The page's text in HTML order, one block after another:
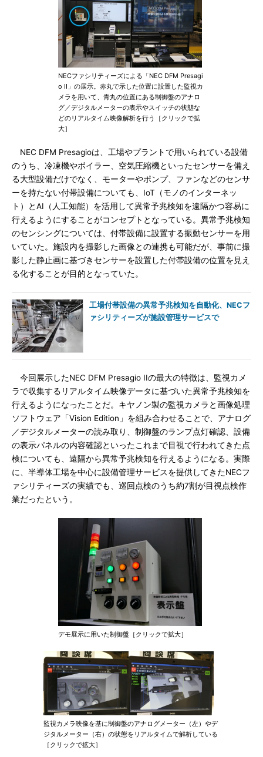
NECファシリティーズによる「NEC DFM Presagi
o II」の展示。赤丸で示した位置に設置した監視カ
メラを用いて、青丸の位置にある制御盤のアナロ
グ／デジタルメーターの表示やスイッチの状態な
どのリアルタイム映像解析を行う［クリックで拡
大］
NEC DFM Presagioは、工場やプラントで用いられている設備
のうち、冷凍機やボイラー、空気圧縮機といったセンサーを備え
る大型設備だけでなく、モーターやポンプ、ファンなどのセンサ
ーを持たない付帯設備についても、IoT（モノのインターネッ
ト）とAI（人工知能）を活用して異常予兆検知を遠隔かつ容易に
行えるようにすることがコンセプトとなっている。異常予兆検知
のセンシングについては、付帯設備に設置する振動センサーを用
いていた。施設内を撮影した画像との連携も可能だが、事前に撮
影した静止画に基づきセンサーを設置した付帯設備の位置を見え
る化することが目的となっていた。
工場付帯設備の異常予兆検知を自動化、NECフ
ァシリティーズが施設管理サービスで
今回展示したNEC DFM Presagio IIの最大の特徴は、監視カメ
ラで収集するリアルタイム映像データに基づいた異常予兆検知を
行えるようになったことだ。キヤノン製の監視カメラと画像処理
ソフトウェア「Vision Edition」を組み合わせることで、アナログ
／デジタルメーターの読み取り、制御盤のランプ点灯確認、設備
の表示パネルの内容確認といったこれまで目視で行われてきた点
検についても、遠隔から異常予兆検知を行えるようになる。実際
に、半導体工場を中心に設備管理サービスを提供してきたNECフ
ァシリティーズの実績でも、巡回点検のうち約7割が目視点検作
業だったという。
デモ展示に用いた制御盤［クリックで拡大］
監視カメラ映像を基に制御盤のアナログメーター（左）やデ
ジタルメーター（右）の状態をリアルタイムで解析している
［クリックで拡大］